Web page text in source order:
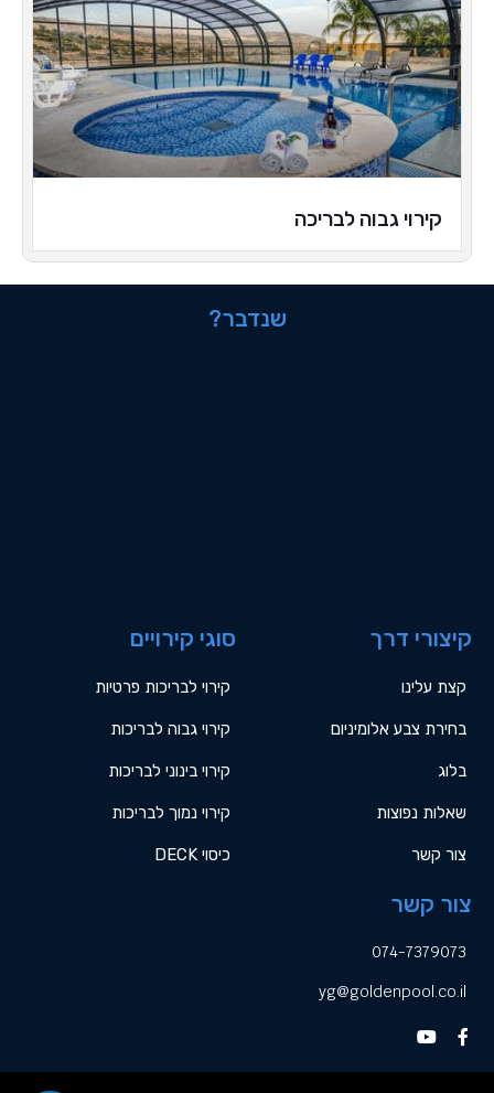
קירוי גבוה לבריכה
צור קשר
074-7379073
yg@goldenpool.co.il
סוגי קירויים
קירוי לבריכות פרטיות
קירוי גבוה לבריכות
קירוי בינוני לבריכות
קירוי נמוך לבריכות
כיסוי DECK
קיצורי דרך
קצת עלינו
בחירת צבע אלומיניום
בלוג
שאלות נפוצות
צור קשר
שנדבר?